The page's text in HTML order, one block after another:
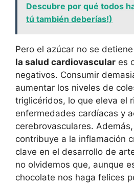
Descubre por qué todos
tú también deberías!)
Pero el azúcar no se
la salud cardiovascular es
negativos. Consumir
aumentar los niveles de
triglicéridos, lo que eleva el
enfermedades cardíacas y
cerebrovasculares.
contribuye a la inflamación
clave en el desarrollo de
no olvidemos que, aunque
chocolate nos haga felices